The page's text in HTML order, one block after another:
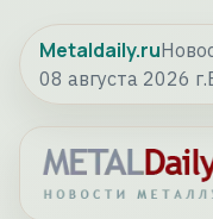
Metaldaily.ru
08 августа 2026 г.